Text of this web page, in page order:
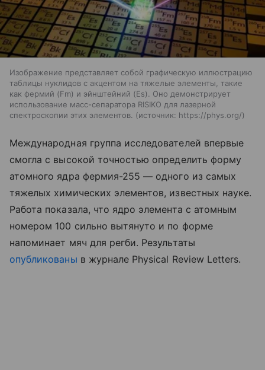
Изображение представляет собой графическую иллюстрацию
таблицы нуклидов с акцентом на тяжелые элементы, такие
как фермий (Fm) и эйнштейний (Es). Оно демонстрирует
использование масс-сепаратора RISIKO для лазерной
спектроскопии этих элементов.
источник: https://phys.org/
Международная группа исследователей впервые
смогла с высокой точностью определить форму
атомного ядра фермия-255 — одного из самых
тяжелых химических элементов, известных науке.
Работа показала, что ядро элемента с атомным
номером 100 сильно вытянуто и по форме
напоминает мяч для регби. Результаты
опубликованы в журнале Physical Review Letters.